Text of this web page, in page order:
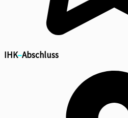
IHK–Abschluss